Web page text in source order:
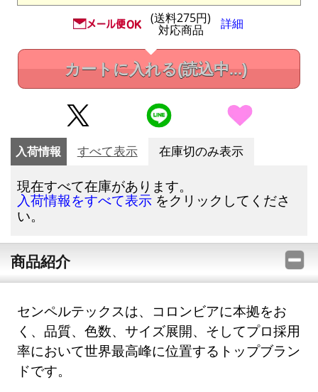
(送料275円)
対応商品 詳細
カートに入れる(読込中...)
入荷情報 すべて表示 在庫切のみ表示
現在すべて在庫があります。
入荷情報をすべて表示 をクリックしてくださ
い。
商品紹介
センペルテックスは、コロンビアに本拠をお
く、品質、色数、サイズ展開、そしてプロ採用
率において世界最高峰に位置するトップブラン
ドです。